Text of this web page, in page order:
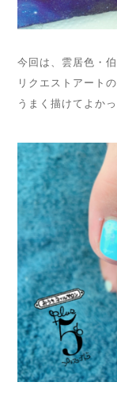
今回は、雲居色・
リクエストアート
うまく描けてよか